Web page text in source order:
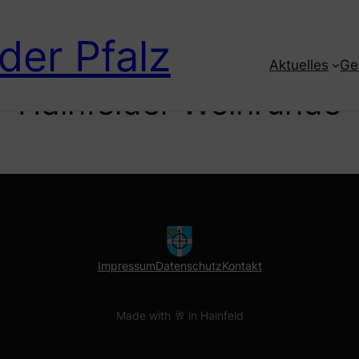
Pfalz Aktuelles
Hainfelder Weinrunde
ImpressumDatenschutzKontakt
Made with 🥂 in Hainfeld